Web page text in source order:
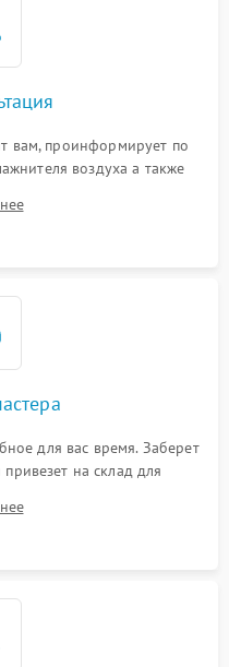
вам, проинформирует по
воздуха а также
для вас время. Заберет
на склад для